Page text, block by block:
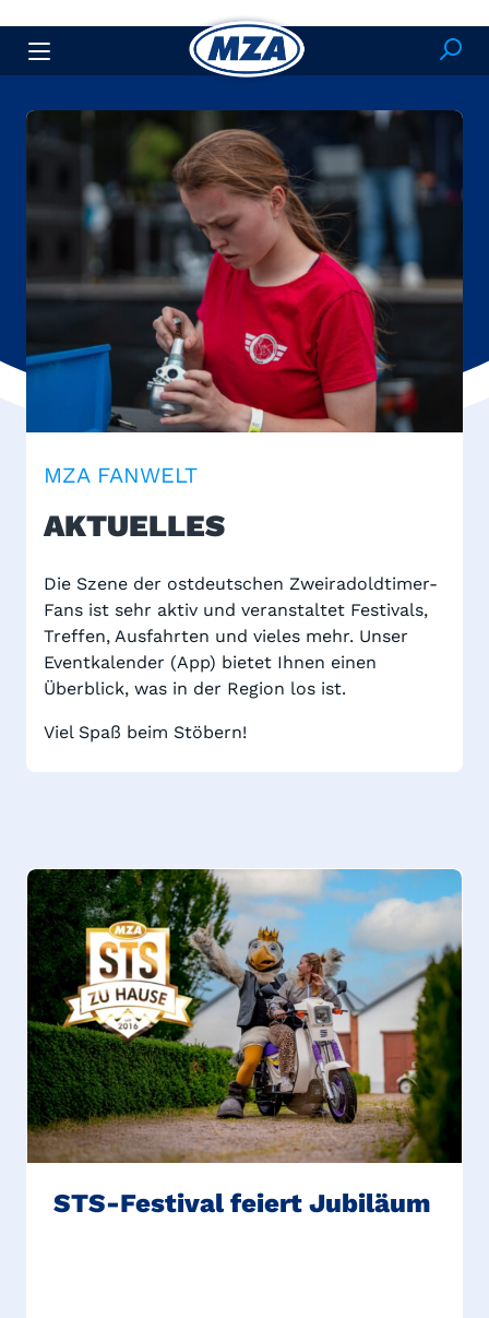
MZA FANWELT
AKTUELLES
Die Szene der ostdeutschen Zweiradoldtimer-
Fans ist sehr aktiv und veranstaltet Festivals,
Treffen, Ausfahrten und vieles mehr. Unser
Eventkalender (App) bietet Ihnen einen
Überblick, was in der Region los ist.
Viel Spaß beim Stöbern!
STS-Festival feiert Jubiläum